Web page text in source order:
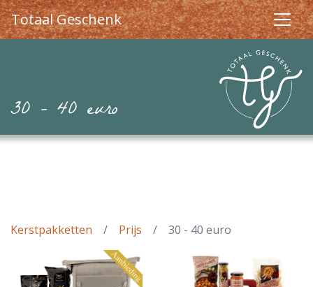
Totaal Geschenk
30 - 40 euro
Kerstpakketten Prijs 30 - 40 euro